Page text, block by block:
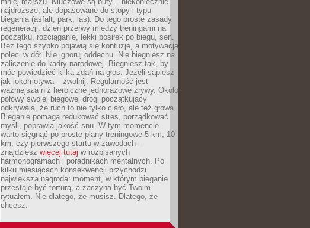
najdroższe, ale dopasowane do stopy i typu
biegania (asfalt, park, las). Do tego proste zasady
regeneracji: dzień przerwy między treningami na
początku, rozciąganie, lekki posiłek po biegu, sen.
Bez tego szybko pojawią się kontuzje, a motywacja
poleci w dół. Nie ignoruj oddechu. Nie biegniesz na
zaliczenie do kadry narodowej. Biegniesz tak, by
móc powiedzieć kilka zdań na głos. Jeżeli sapiesz
jak lokomotywa – zwolnij. Regularność jest
ważniejsza niż heroiczne jednorazowe zrywy. Około
połowy swojej biegowej drogi początkujący
odkrywają, że ruch to nie tylko ciało, ale też głowa.
Bieganie pomaga redukować stres, porządkować
myśli, poprawia jakość snu. W tym momencie
warto sięgnąć po proste plany treningowe 5 km, 10
km, czy pierwszego startu w zawodach –
znajdziesz więcej tutaj w rozpisanych
harmonogramach i poradnikach mentalnych. Po
kilku miesiącach konsekwencji przychodzi
największa nagroda: moment, w którym bieganie
przestaje być torturą, a zaczyna być Twoim
rytuałem. Nie dlatego, że musisz. Dlatego, że
chcesz.